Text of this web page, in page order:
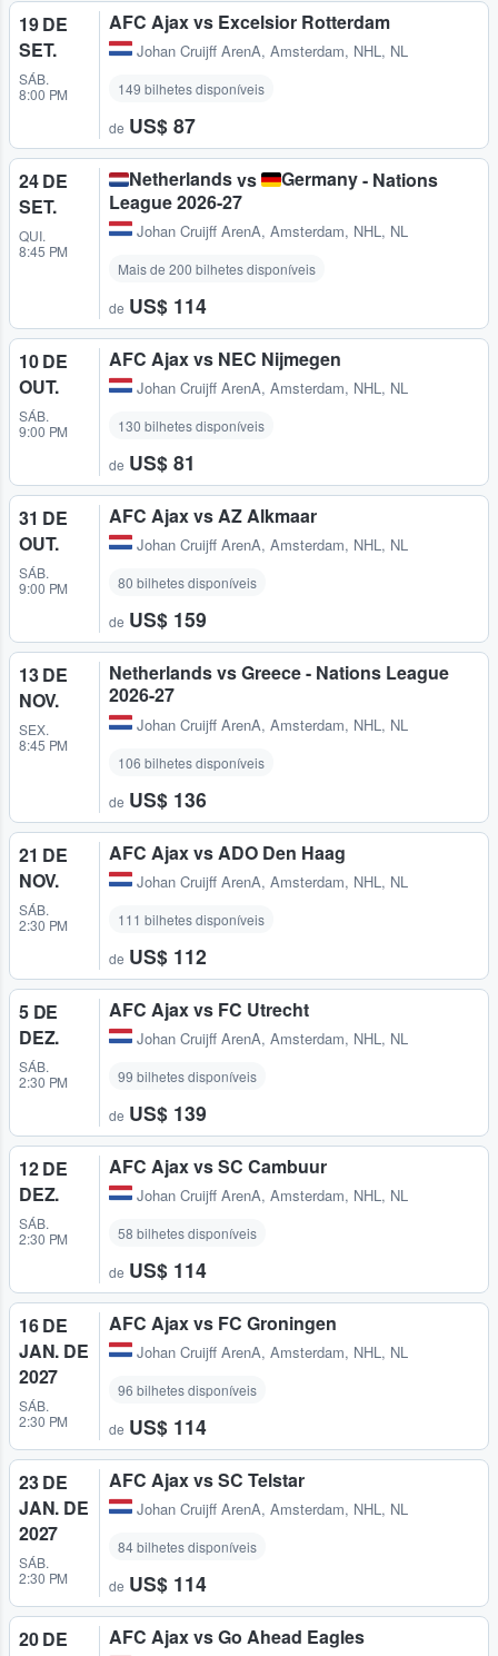
19 DE
SET.
SÁB.
8:00 PM
AFC Ajax vs Excelsior Rotterdam
Johan Cruijff ArenA, Amsterdam, NHL, NL
149 bilhetes disponíveis
de US$ 87
24 DE
SET.
QUI.
8:45 PM
Netherlandsvs Germany- Nations
League 2026-27
Johan Cruijff ArenA, Amsterdam, NHL, NL
Mais de 200 bilhetes disponíveis
de US$ 114
10 DE
OUT.
SÁB.
9:00 PM
AFC Ajax vs NEC Nijmegen
Johan Cruijff ArenA, Amsterdam, NHL, NL
130 bilhetes disponíveis
de US$ 81
31 DE
OUT.
SÁB.
9:00 PM
AFC Ajax vs AZ Alkmaar
Johan Cruijff ArenA, Amsterdam, NHL, NL
80 bilhetes disponíveis
de US$ 159
13 DE
NOV.
SEX.
8:45 PM
Netherlands vs Greece - Nations League
2026-27
Johan Cruijff ArenA, Amsterdam, NHL, NL
106 bilhetes disponíveis
de US$ 136
21 DE
NOV.
SÁB.
2:30 PM
AFC Ajax vs ADO Den Haag
Johan Cruijff ArenA, Amsterdam, NHL, NL
111 bilhetes disponíveis
de US$ 112
5 DE
DEZ.
SÁB.
2:30 PM
AFC Ajax vs FC Utrecht
Johan Cruijff ArenA, Amsterdam, NHL, NL
99 bilhetes disponíveis
de US$ 139
12 DE
DEZ.
SÁB.
2:30 PM
AFC Ajax vs SC Cambuur
Johan Cruijff ArenA, Amsterdam, NHL, NL
58 bilhetes disponíveis
de US$ 114
16 DE
JAN. DE
2027
SÁB.
2:30 PM
AFC Ajax vs FC Groningen
Johan Cruijff ArenA, Amsterdam, NHL, NL
96 bilhetes disponíveis
de US$ 114
23 DE
JAN. DE
2027
SÁB.
2:30 PM
AFC Ajax vs SC Telstar
Johan Cruijff ArenA, Amsterdam, NHL, NL
84 bilhetes disponíveis
de US$ 114
20 DE
AFC Ajax vs Go Ahead Eagles